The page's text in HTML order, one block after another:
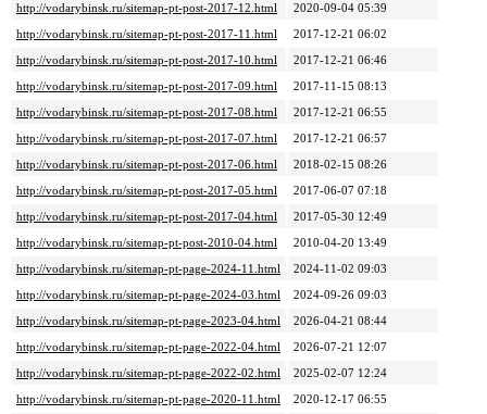
http://vodarybinsk.ru/sitemap-pt-post-2017-12.html
2020-09-04 05:39
http://vodarybinsk.ru/sitemap-pt-post-2017-11.html
2017-12-21 06:02
http://vodarybinsk.ru/sitemap-pt-post-2017-10.html
2017-12-21 06:46
http://vodarybinsk.ru/sitemap-pt-post-2017-09.html
2017-11-15 08:13
http://vodarybinsk.ru/sitemap-pt-post-2017-08.html
2017-12-21 06:55
http://vodarybinsk.ru/sitemap-pt-post-2017-07.html
2017-12-21 06:57
http://vodarybinsk.ru/sitemap-pt-post-2017-06.html
2018-02-15 08:26
http://vodarybinsk.ru/sitemap-pt-post-2017-05.html
2017-06-07 07:18
http://vodarybinsk.ru/sitemap-pt-post-2017-04.html
2017-05-30 12:49
http://vodarybinsk.ru/sitemap-pt-post-2010-04.html
2010-04-20 13:49
http://vodarybinsk.ru/sitemap-pt-page-2024-11.html
2024-11-02 09:03
http://vodarybinsk.ru/sitemap-pt-page-2024-03.html
2024-09-26 09:03
http://vodarybinsk.ru/sitemap-pt-page-2023-04.html
2026-04-21 08:44
http://vodarybinsk.ru/sitemap-pt-page-2022-04.html
2026-07-21 12:07
http://vodarybinsk.ru/sitemap-pt-page-2022-02.html
2025-02-07 12:24
http://vodarybinsk.ru/sitemap-pt-page-2020-11.html
2020-12-17 06:55